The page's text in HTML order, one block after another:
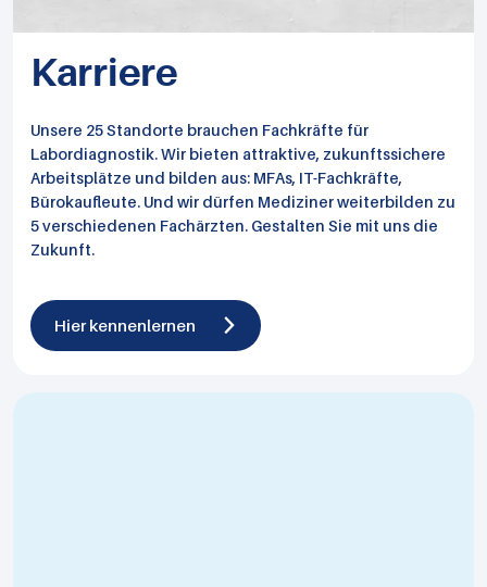
Karriere
Unsere 25 Standorte brauchen Fachkräfte für
Labordiagnostik. Wir bieten attraktive, zukunftssichere
Arbeitsplätze und bilden aus: MFAs, IT-Fachkräfte,
Bürokaufleute. Und wir dürfen Mediziner weiterbilden zu
5 verschiedenen Fachärzten. Gestalten Sie mit uns die
Zukunft.
Hier kennenlernen